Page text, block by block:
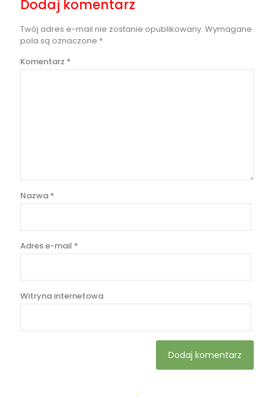
Dodaj komentarz
Twój adres e-mail nie zostanie opublikowany. Wymagane
pola są oznaczone *
Komentarz *
Nazwa *
Adres e-mail *
Witryna internetowa